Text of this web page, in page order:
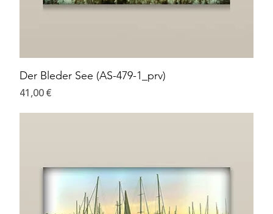
Der Bleder See (AS-479-1_prv)
Preis
41,00 €